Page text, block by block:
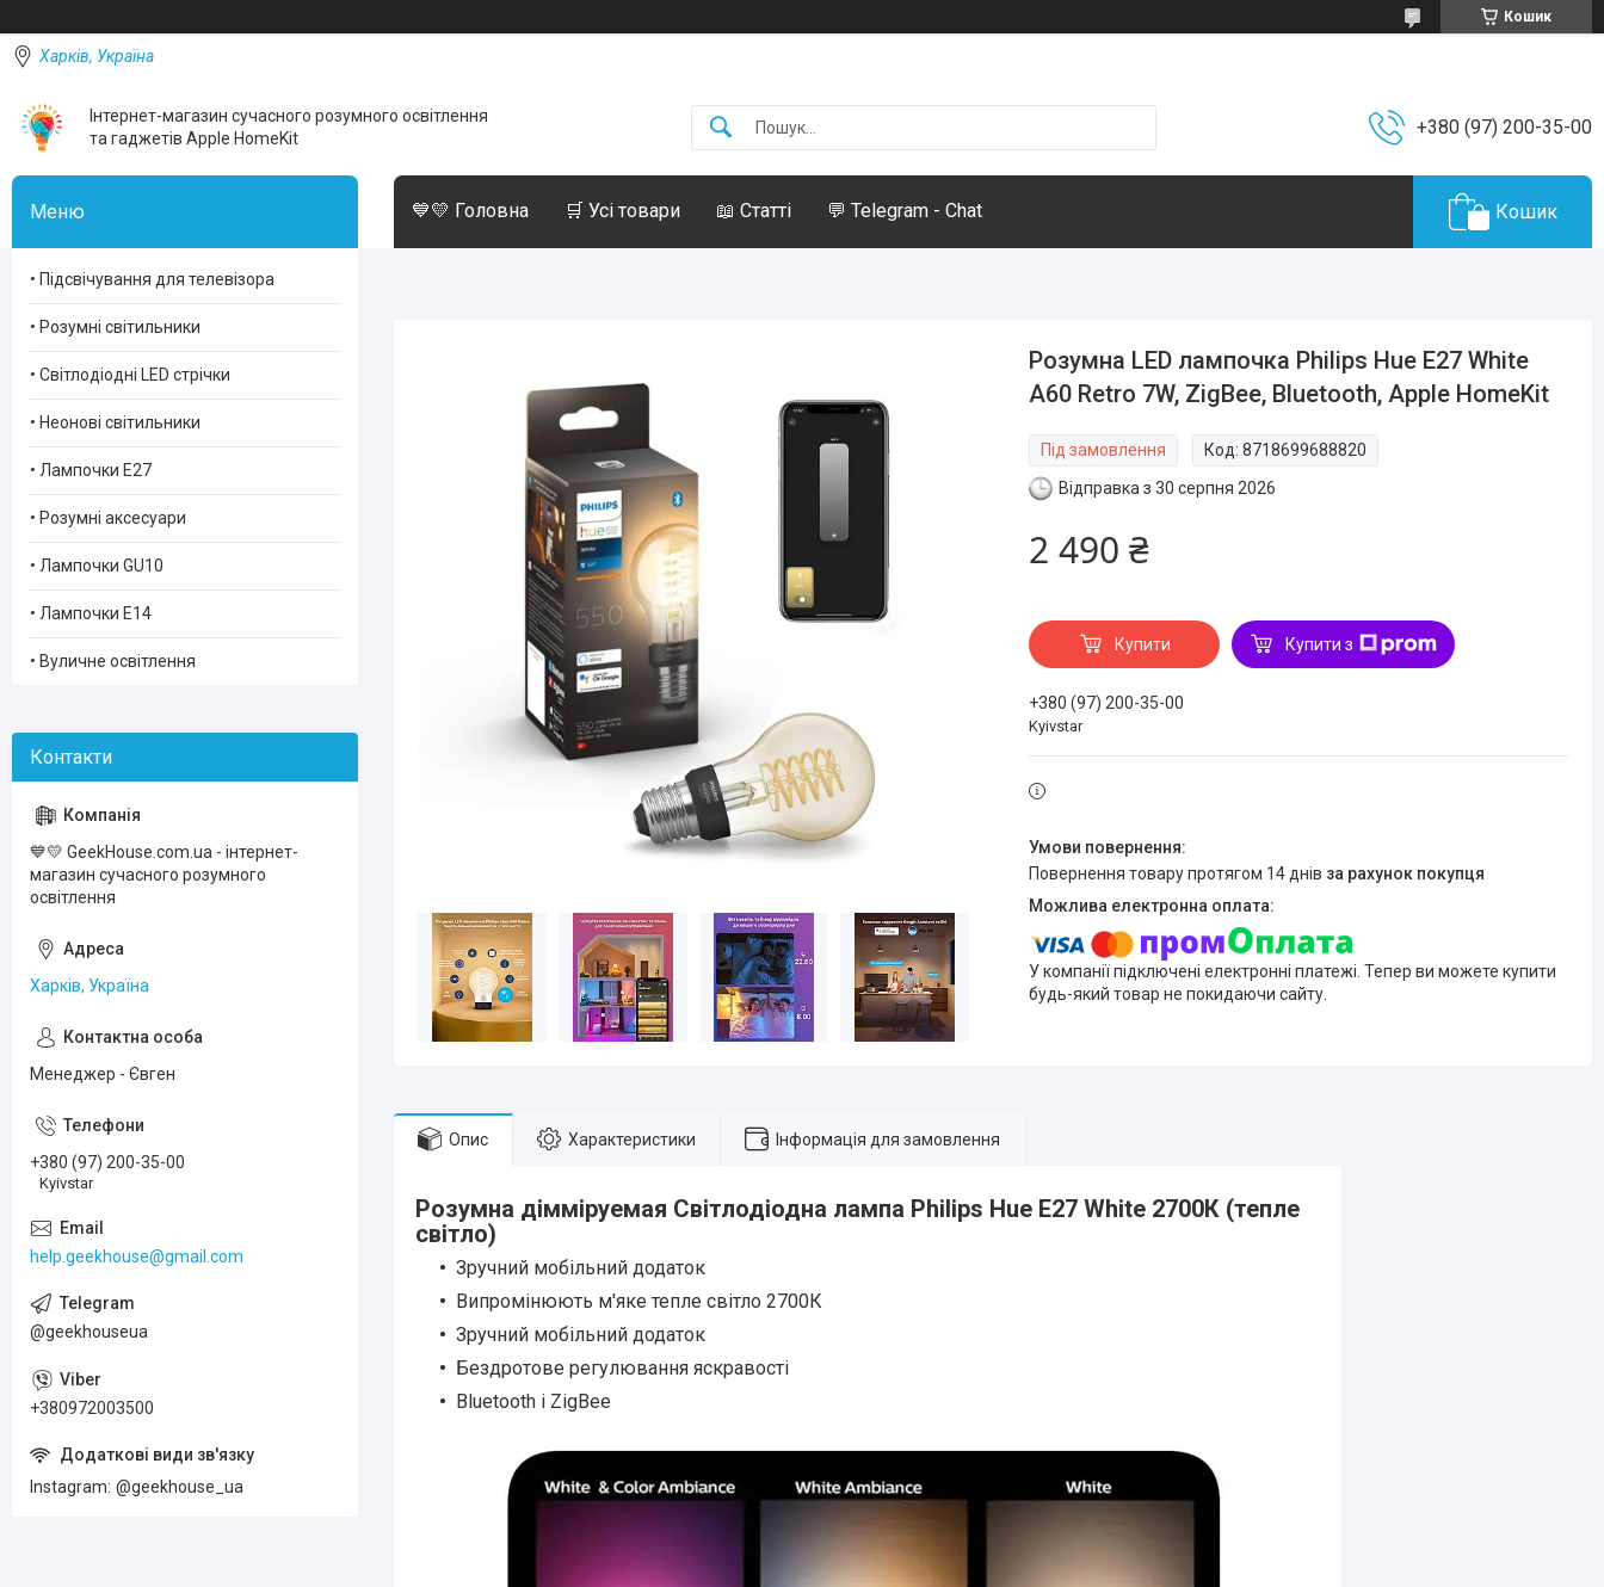
Кошик
Харків, Україна
Інтернет-магазин сучасного розумного освітлення
та гаджетів Apple HomeKit
+380 (97) 200-35-00
💙💛 Головна 🛒 Усі товари 📖 Статті 💬 Telegram - Chat Кошик
Розумна LED лампочка Philips Hue E27 White
A60 Retro 7W, ZigBee, Bluetooth, Apple HomeKit
Під замовлення Код:8718699688820
Відправка з 30 серпня 2026
2 490 ₴
Купити Купити з
+380 (97) 200-35-00
Kyivstar
повернення товару протягом 14 днів за рахунок покупця
У компанії підключені електронні платежі. Тепер ви можете купити
будь-який товар не покидаючи сайту.
Опис Характеристики Інформація для замовлення
Розумна дімміруемая Світлодіодна лампа Philips Hue E27 White 2700К (тепле
світло)
Зручний мобільний додаток
Випромінюють м'яке тепле світло 2700К
Зручний мобільний додаток
Бездротове регулювання яскравості
Bluetooth і ZigBee
• Підсвічування для телевізора
• Розумні світильники
• Світлодіодні LED стрічки
• Неонові світильники
• Лампочки Е27
• Розумні аксесуари
• Лампочки GU10
• Лампочки Е14
• Вуличне освітлення
💙💛 GeekHouse.com.ua - інтернет-
магазин сучасного розумного
освiтлення
Харків, Україна
Менеджер - Євген
+380 (97) 200-35-00
Kyivstar
help.geekhouse@gmail.com
@geekhouseua
+380972003500
Instagram @geekhouse_ua